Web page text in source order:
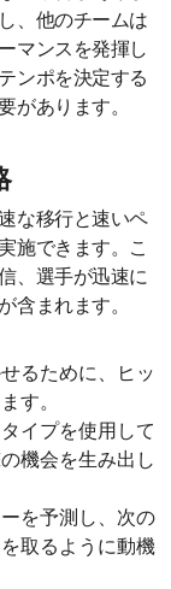
、他のチームは
マンスを発揮し
ンポを決定する
があります。
な移行と速いペ
施できます。こ
、選手が迅速に
含まれます。
るために、ヒッ
す。
イプを使用して
機会を生み出し
を予測し、次の
取るように動機